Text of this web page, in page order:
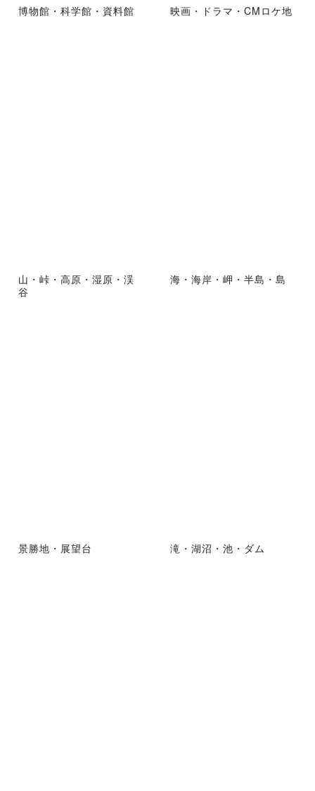
博物館・科学館・資料館 映画・ドラマ・CMロケ地
山・峠・高原・湿原・渓
谷
海・海岸・岬・半島・島
景勝地・展望台 滝・湖沼・池・ダム